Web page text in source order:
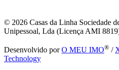
© 2026 Casas da Linha Sociedade
Unipessoal, Lda (Licença AMI
Desenvolvido porO MEU IMO® /
Technology